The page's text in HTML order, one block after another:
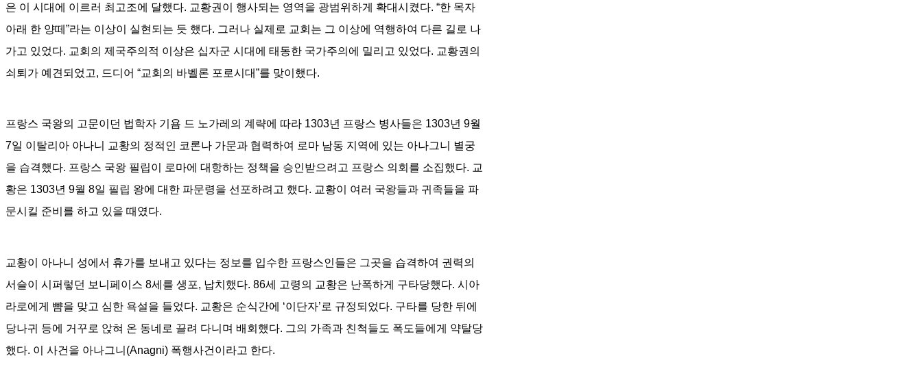
은 이 시대에 이르러 최고조에 달했다. 교황권이 행사되는 영역을 광범위하게 확대시켰다. “한 목자
아래 한 양떼 ”라는 이상이 실현되는 듯 했다. 그러나 실제로 교회는 그 이상에 역행하여 다른 길로 나
가고 있었다. 교회의 제국주의적 이상은 십자군 시대에 태동한 국가주의에 밀리고 있었다. 교황권의
쇠퇴가 예견되었고, 드디어 “교회의 바벨론 포로시대”를 맞이했다.
프랑스 국왕의 고문이던 법학자 기욤 드 노가레의 계략에 따라 1303년 프랑스 병사들은 1303년 9월
7일 이탈리아 아나니 교황의 정적인 코론나 가문과 협력하여 로마 남동 지역에 있는 아나그니 별궁
을 습격했다. 프랑스 국왕 필립이 로마에 대항하는 정책을 승인받으려고 프랑스 의회를 소집했다. 교
황은 1303년 9월 8일 필립 왕에 대한 파문령을 선포하려고 했다. 교황이 여러 국왕들과 귀족들을 파
문시킬 준비를 하고 있을 때였다.
교황이 아나니 성에서 휴가를 보내고 있다는 정보를 입수한 프랑스인들은 그곳을 습격하여 권력의
서슬이 시퍼렇던 보니페이스 8세를 생포, 납치했다. 86세 고령의 교황은 난폭하게 구타당했다. 시아
라로에게 뺨을 맞고 심한 욕설을 들었다. 교황은 순식간에 ‘이단자’로 규정되었다. 구타를 당한 뒤에
당나귀 등에 거꾸로 앉혀 온 동네로 끌려 다니며 배회했다. 그의 가족과 친척들도 폭도들에게 약탈당
했다. 이 사건을 아나그니 (Anagni) 폭행사건이라고 한다.